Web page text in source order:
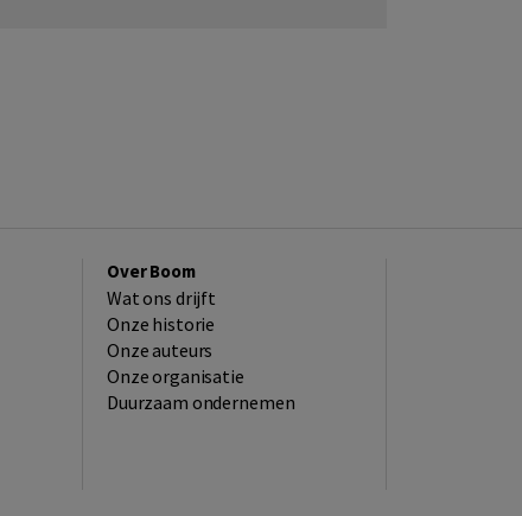
Over Boom
Wat ons drijft
Onze historie
Onze auteurs
Onze organisatie
Duurzaam ondernemen